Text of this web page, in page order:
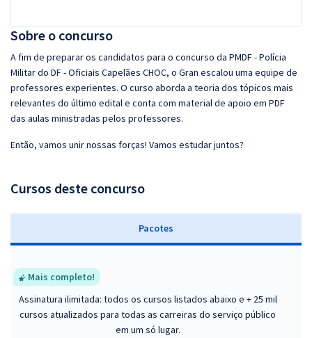
Sobre o concurso
A fim de preparar os candidatos para o concurso da PMDF - Polícia
Militar do DF - Oficiais Capelães CHOC, o Gran escalou uma equipe de
professores experientes. O curso aborda a teoria dos tópicos mais
relevantes do último edital e conta com material de apoio em PDF
das aulas ministradas pelos professores.
Então, vamos unir nossas forças! Vamos estudar juntos?
Cursos deste concurso
Pacotes
Mais completo!
Assinatura ilimitada: todos os cursos listados abaixo e + 25 mil
cursos atualizados para todas as carreiras do serviço público
em um só lugar.